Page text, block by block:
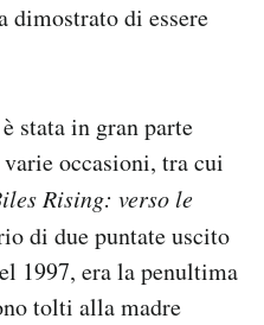
dimostrato di essere
stata in gran parte
occasioni, tra cui
Rising: verso le
di due puntate uscito
1997, era la penultima
tolti alla madre